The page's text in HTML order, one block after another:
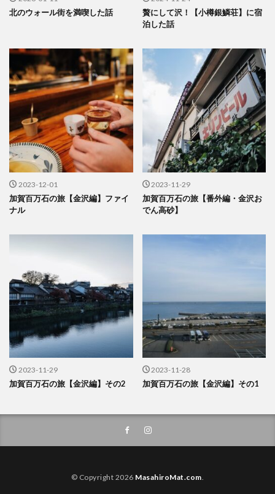
北のウォール街を満喫した話
贅にして沢！【小樽銀鱗荘】に宿
泊した話
2023-12-01
加賀百万石の旅【金沢編】ファイ
ナル
2023-11-29
加賀百万石の旅【番外編・金沢お
でん高砂】
2023-11-29
加賀百万石の旅【金沢編】その2
2023-11-28
加賀百万石の旅【金沢編】その1
© Copyright 2026 MasahiroMat.com.